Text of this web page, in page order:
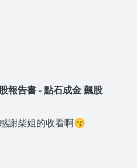
報告書 - 點石成金 飆股
謝柴姐的收看啊😙